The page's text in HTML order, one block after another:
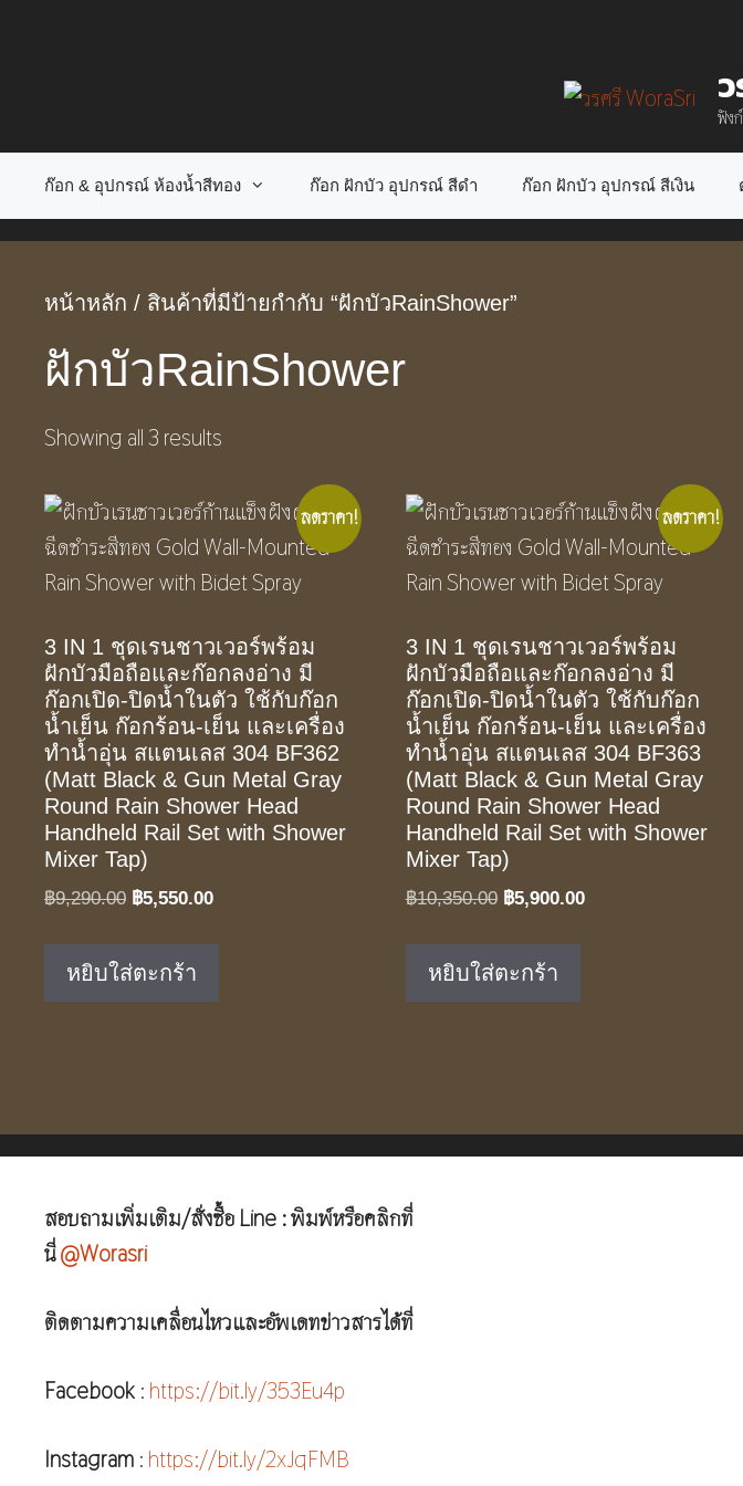
ฟัง
ก๊อก & อุปกรณ์ ห้องน้ำสีทอง ก๊อก ฝักบัว อุปกรณ์ สีดำ ก๊อก ฝักบัว อุปกรณ์ สีเงิน
หน้าหลัก / สินค้าที่มีป้ายกำกับ “ฝักบัวRainShower”
ฝักบัวRainShower
Showing all 3 results
ลดราคา!
3 IN 1 ชุดเรนชาวเวอร์พร้อม
ฝักบัวมือถือและก๊อกลงอ่าง มี
ก๊อกเปิด-ปิดน้ำในตัว ใช้กับก๊อก
น้ำเย็น ก๊อกร้อน-เย็น และเครื่อง
ทำน้ำอุ่น สแตนเลส 304 BF362
(Matt Black & Gun Metal Gray
Round Rain Shower Head
Handheld Rail Set with Shower
Mixer Tap)
฿9,290.00 Original
฿9,290.00.
฿5,550.00Current
หยิบใส่ตะกร้า
ลดราคา!
3 IN 1 ชุดเรนชาวเวอร์พร้อม
ฝักบัวมือถือและก๊อกลงอ่าง มี
ก๊อกเปิด-ปิดน้ำในตัว ใช้กับก๊อก
น้ำเย็น ก๊อกร้อน-เย็น และเครื่อง
ทำน้ำอุ่น สแตนเลส 304 BF363
(Matt Black & Gun Metal Gray
Round Rain Shower Head
Handheld Rail Set with Shower
Mixer Tap)
฿10,350.00 Original
฿10,350.00.
฿5,900.00Current
หยิบใส่ตะกร้า
สอบถามเพิ่มเติม/สั่งซื้อ Line : พิมพ์หรือคลิกที่
นี่@Worasri
ติดตามความเคลื่อนไหวและอัพเดทข่าวสารได้ที่
Facebook : https://bit.ly/353Eu4p
Instagram : https://bit.ly/2xJqFMB